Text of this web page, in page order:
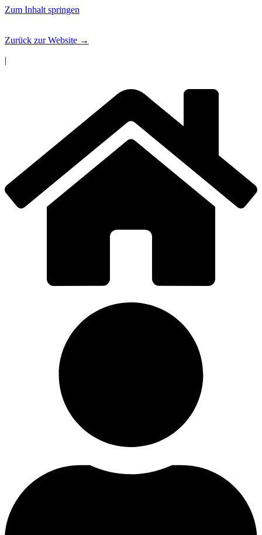
Zum Inhalt springen
Zurück zur Website →
|